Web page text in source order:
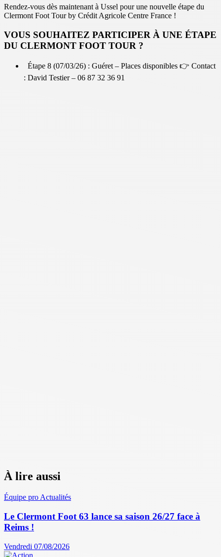
Rendez-vous dès maintenant à Ussel pour une nouvelle étape du
Clermont Foot Tour by Crédit Agricole Centre France !
VOUS SOUHAITEZ PARTICIPER À UNE ÉTAPE
DU CLERMONT FOOT TOUR ?
Étape 8 (07/03/26) : Guéret – Places disponibles 👉 Contact
: David Testier – 06 87 32 36 91
À lire aussi
Équipe pro Actualités
Le Clermont Foot 63 lance sa saison 26/27 face à
Reims !
Vendredi 07/08/2026